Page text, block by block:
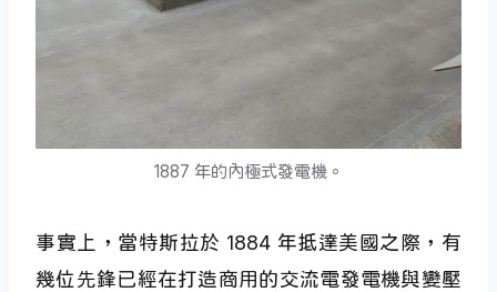
1887 年的內極式發電機。
事實上，當特斯拉於 1884 年抵達美國之際，有
幾位先鋒已經在打造商用的交流電發電機與變壓